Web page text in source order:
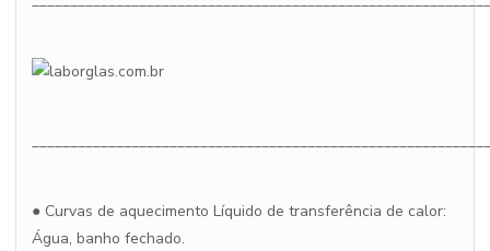
● Curvas de aquecimento Líquido de transferência de calor:
Água, banho fechado.